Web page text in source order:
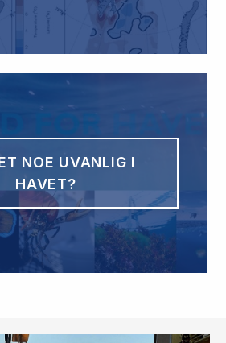
NOE UVANLIG I
HAVET?